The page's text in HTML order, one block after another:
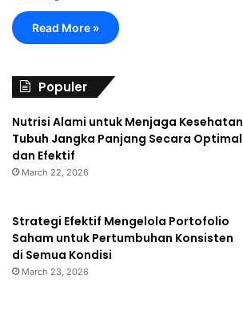
Read More »
Populer
Nutrisi Alami untuk Menjaga Kesehatan
Tubuh Jangka Panjang Secara Optimal
dan Efektif
March 22, 2026
Strategi Efektif Mengelola Portofolio
Saham untuk Pertumbuhan Konsisten
di Semua Kondisi
March 23, 2026